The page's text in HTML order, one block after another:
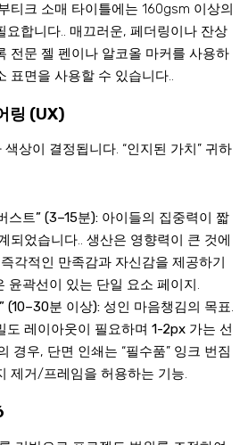
티크 소매 타이틀에는 160gsm 이상의
요합니다.. 매끄러운, 페더링이나 잔상
전문 젤 펜이나 알코올 마커를 사용하
표면을 사용할 수 있습니다..
링 (UX)
상이 결정됩니다. “인지된 가치” 귀하
스트” (3–15분): 아이들의 집중력이 짧
되었습니다.. 생산은 영향력이 큰 것에
각적인 만족감과 자신감을 제공하기
윤곽선이 있는 단일 요소 페이지.
(10–30분 이상): 성인 마음챙김의 목표.
도 레이아웃이 필요하며 1-2px 가는 선
경우, 단면 인쇄는 “필수품” 잉크 번짐
제거/프레임을 허용하는 기능.